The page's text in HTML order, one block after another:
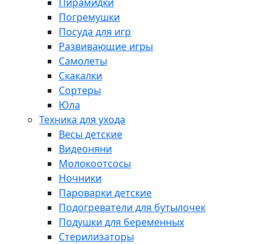
Погремушки
Посуда для игр
Развивающие игры
Самолеты
Скакалки
Сортеры
Юла
Техника для ухода
Весы детские
Видеоняни
Молокоотсосы
Ночники
Пароварки детские
Подогреватели для бутылочек
Подушки для беременных
Стерилизаторы